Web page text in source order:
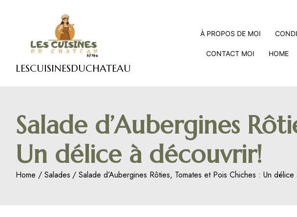
LESCUISINESDUCHATEAU
À PROPOS DE MOI
CONTACT MOI HOME
Salade d’Aubergines
Un délice à découvrir!
Home Salades Salade d’Aubergines Rôties, Tomates et Pois Chiches : Un